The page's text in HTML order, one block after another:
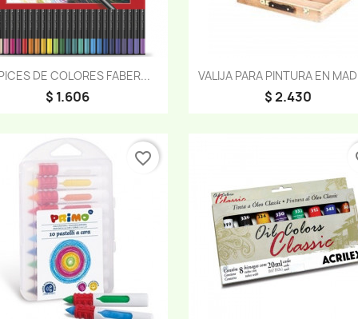
DE COLORES FABER...
$ 1.606
Vista rápida VALIJA PARA PINTURA EN
$ 2.430
Vista rápida
favorite_border